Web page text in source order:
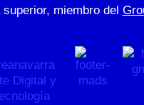
miembro del